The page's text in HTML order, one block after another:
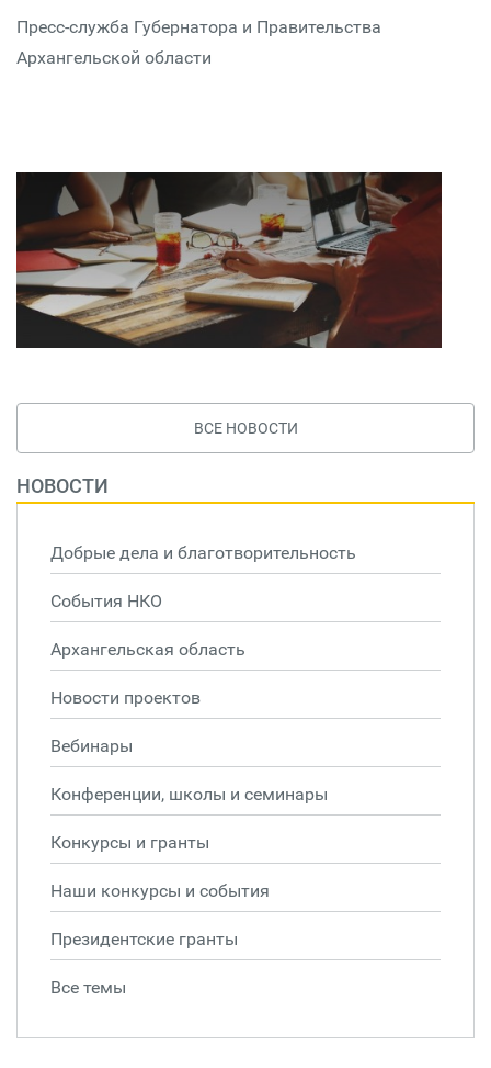
Пресс-служба Губернатора и Правительства
Архангельской области
ВСЕ НОВОСТИ
НОВОСТИ
Добрые дела и благотворительность
События НКО
Архангельская область
Новости проектов
Вебинары
Конференции, школы и семинары
Конкурсы и гранты
Наши конкурсы и события
Президентские гранты
Все темы